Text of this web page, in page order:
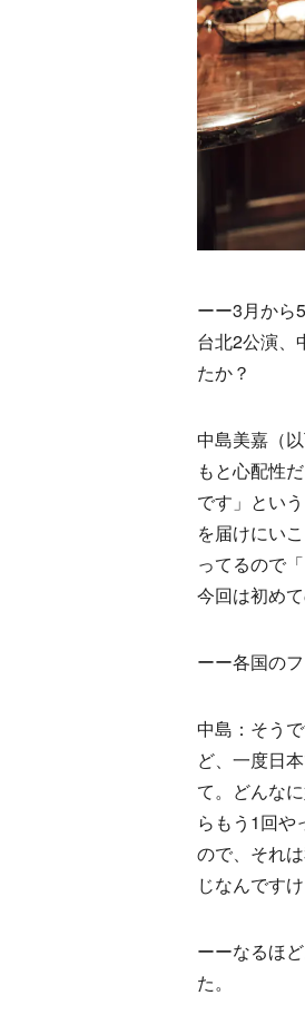
ーー3月から
台北2公演、
たか？
中島美嘉（
もと心配性
です」とい
を届けにい
ってるので
今回は初め
ーー各国の
中島：そう
ど、一度日
て。どんな
らもう1回や
ので、それ
じなんですけ
ーーなるほ
た。